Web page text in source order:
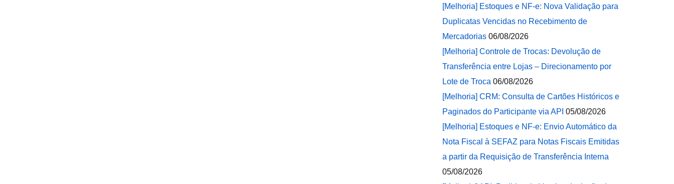
[Melhoria] Estoques e NF-e: Nova Validação para
Duplicatas Vencidas no Recebimento de
Mercadorias 06/08/2026
[Melhoria] Controle de Trocas: Devolução de
Transferência entre Lojas – Direcionamento por
Lote de Troca 06/08/2026
[Melhoria] CRM: Consulta de Cartões Históricos e
Paginados do Participante via API 05/08/2026
[Melhoria] Estoques e NF-e: Envio Automático da
Nota Fiscal à SEFAZ para Notas Fiscais Emitidas
a partir da Requisição de Transferência Interna
05/08/2026